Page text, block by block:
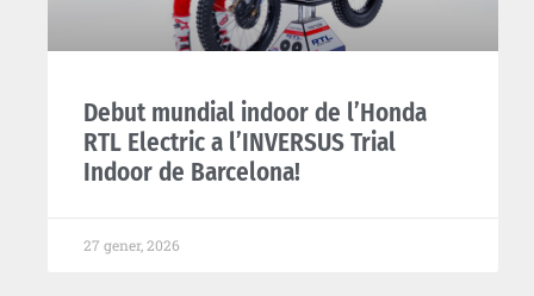
Debut mundial indoor de l’Honda
RTL Electric a l’INVERSUS Trial
Indoor de Barcelona!
27 gener, 2026